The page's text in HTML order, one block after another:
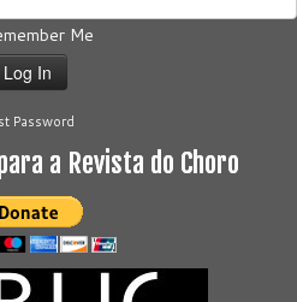
Me
Password
a Revista do Choro